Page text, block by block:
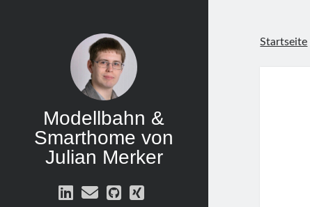
Modellbahn &
Smarthome von
Julian Merker
linkedin
emailgithub
xing
Startseite